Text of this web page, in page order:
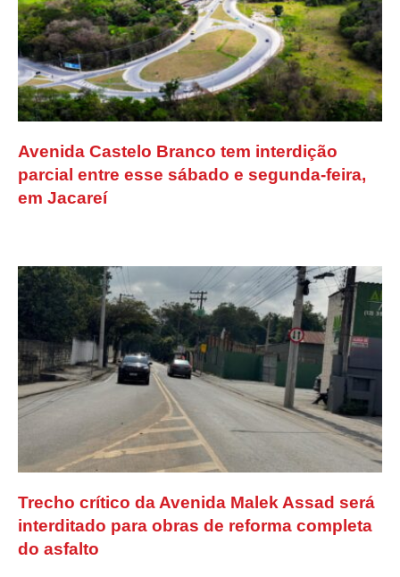
Avenida Castelo Branco tem interdição
parcial entre esse sábado e segunda-feira,
em Jacareí
Trecho crítico da Avenida Malek Assad será
interditado para obras de reforma completa
do asfalto